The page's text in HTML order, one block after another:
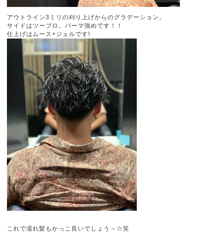
アウトライン3ミリの刈り上げからのグラデーション。
サイドはツーブロ。パーマ強めです！！
仕上げはムース+ジェルです!
これで濡れ髪もかっこ良いでしょう～☆笑